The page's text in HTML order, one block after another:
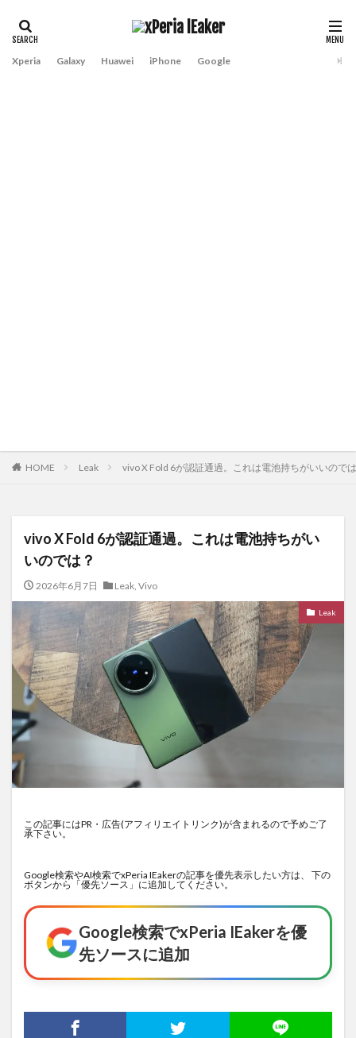
Xperia Galaxy Huawei iPhone Google
HOME Leak vivo X Fold 6が認証通過。これは電池持ちがいいので
vivo X Fold 6が認証通過。これは電池持ちがい
いのでは？
2026年6月7日 Leak, Vivo
Leak
この記事にはPR・広告(アフィリエイトリンク)が含まれるので予めご了
承下さい。
Google検索やAI検索でxPeria IEakerの記事を優先表示したい方は、 下の
ボタンから「優先ソース」に追加してください。
Google検索でxPeria IEakerを優
先ソースに追加